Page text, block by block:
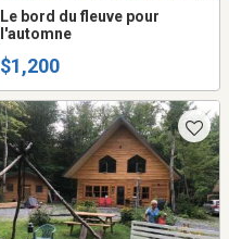
Le bord du fleuve pour
l'automne
$1,200